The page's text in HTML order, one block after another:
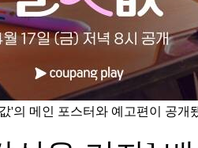
'의 메인 포스터와 예고편이 공개